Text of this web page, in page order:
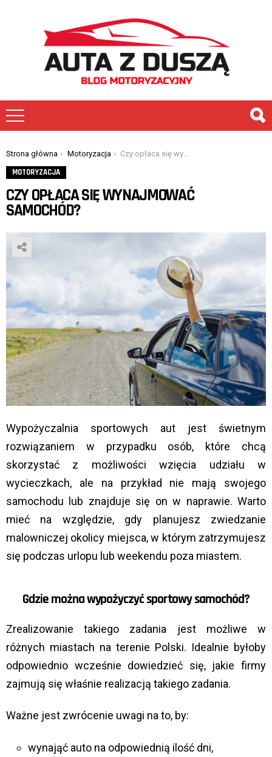
You are here:
Strona główna Motoryzacja Czy opłaca się wynajmować samochód?
MOTORYZACJA
CZY OPŁACA SIĘ WYNAJMOWAĆ
SAMOCHÓD?
Wypożyczalnia sportowych aut jest świetnym
rozwiązaniem w przypadku osób, które chcą
skorzystać z możliwości wzięcia udziału w
wycieczkach, ale na przykład nie mają swojego
samochodu lub znajduje się on w naprawie. Warto
mieć na względzie, gdy planujesz zwiedzanie
malowniczej okolicy miejsca, w którym zatrzymujesz
się podczas urlopu lub weekendu poza miastem.
Gdzie można wypożyczyć sportowy samochód?
Zrealizowanie takiego zadania jest możliwe w
różnych miastach na terenie Polski. Idealnie byłoby
odpowiednio wcześnie dowiedzieć się, jakie firmy
zajmują się właśnie realizacją takiego zadania.
Ważne jest zwrócenie uwagi na to, by:
wynająć auto na odpowiednią ilość dni,